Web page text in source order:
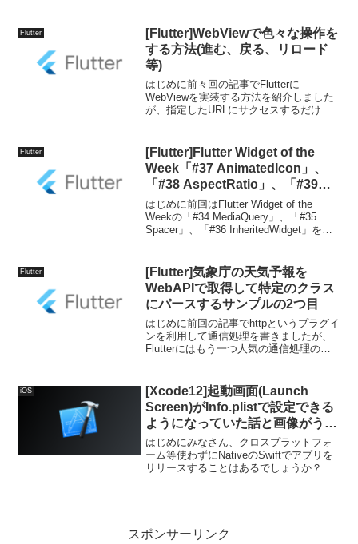
Customizable Anime Gi...
Flutter
[Flutter]WebViewで色々な操作を
する方法(進む、戻る、リロード
等)
はじめに前々回の記事でFlutterに
WebViewを実装する方法を紹介しました
が、指定したURLにサクセスするだけの
等、もう少し詳しい紹介をしようと思い
ます。環境...
Flutter
[Flutter]Flutter Widget of the
Week「#37 AnimatedIcon」、
「#38 AspectRatio」、「#39
LimitedBox」
はじめに前回はFlutter Widget of the
Weekの「#34 MediaQuery」、「#35
Spacer」、「#36 InheritedWidget」を紹
Flutter
[Flutter]気象庁の天気予報を
WebAPIで取得して特定のクラス
にパースするサンプルの2つ目
はじめに前回の記事でhttpというプラグイ
ンを利用して通信処理を書きましたが、
Flutterにはもう一つ人気の通信処理のプ
方法プラグインの最新...
iOS
[Xcode12]起動画面(Launch
Screen)がInfo.plistで設定できる
ようになっていた話と画像がうま
く表示されなかった話
はじめにみなさん、クロスプラットフォ
ーム等使わずにNativeのSwiftでアプリを
リリースすることはあるでしょうか？私
スポンサーリンク